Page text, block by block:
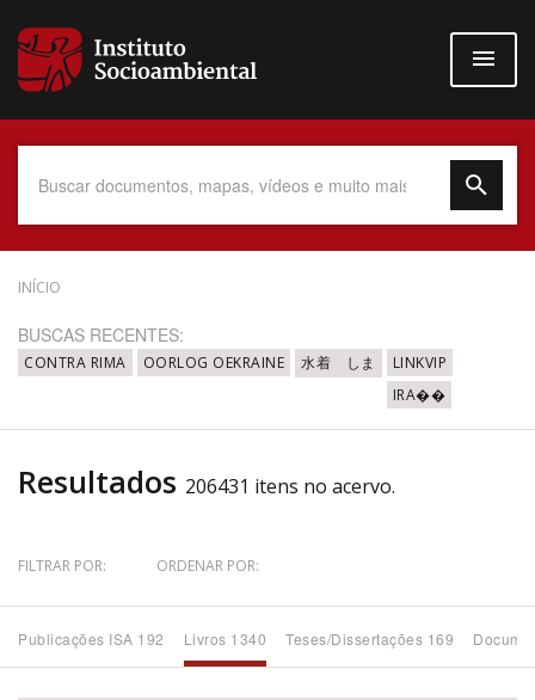
para
conteúdo
Data do Documento
Tema
INÍCIO
BUSCAS RECENTES:
CONTRA RIMA OORLOG OEKRAINE 水着 しま
LINKVIP
IRA��
Resultados 206431 itens no acervo.
FILTRAR POR: ORDENAR POR:
Publicações ISA 192 Livros 1340 Teses/Dissertações 169